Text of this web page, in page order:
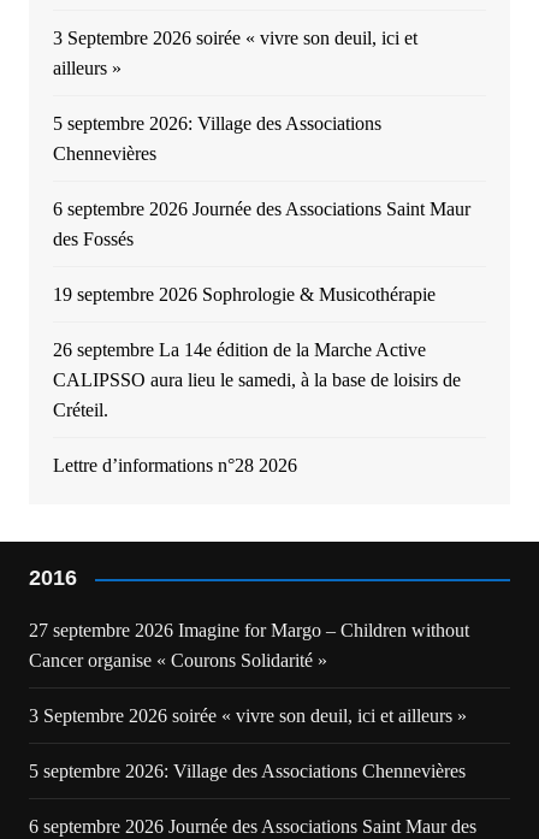
3 Septembre 2026 soirée « vivre son deuil, ici et
ailleurs »
5 septembre 2026: Village des Associations
Chennevières
6 septembre 2026 Journée des Associations Saint Maur
des Fossés
19 septembre 2026 Sophrologie & Musicothérapie
26 septembre La 14e édition de la Marche Active
CALIPSSO aura lieu le samedi, à la base de loisirs de
Créteil.
Lettre d’informations n°28 2026
2016
27 septembre 2026 Imagine for Margo – Children without
Cancer organise « Courons Solidarité »
3 Septembre 2026 soirée « vivre son deuil, ici et ailleurs »
5 septembre 2026: Village des Associations Chennevières
6 septembre 2026 Journée des Associations Saint Maur des